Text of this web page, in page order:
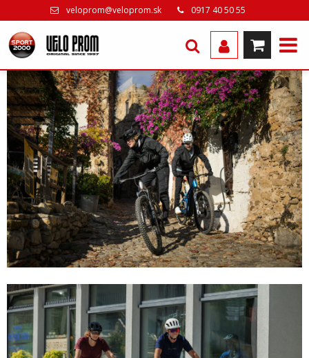
veloprom@veloprom.sk 0917 40 50 55